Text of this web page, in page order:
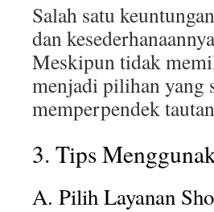
Salah satu
dan
Meskipun tidak
menjadi pilihan yang
memperpendek
3. Tips
A. Pilih Layanan